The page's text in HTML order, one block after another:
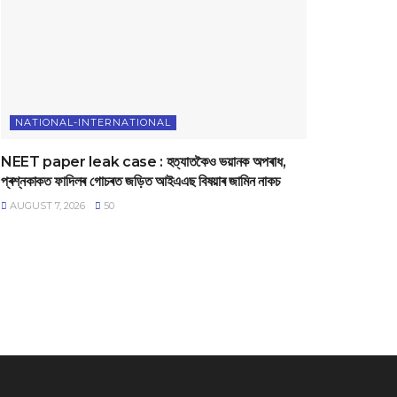
NATIONAL-INTERNATIONAL
NEET paper leak case : হত্যাতকৈও ভয়ানক অপৰাধ,
প্ৰশ্নকাকত ফাদিলৰ গোচৰত জড়িত আইএএছ বিষয়াৰ জামিন নাকচ
AUGUST 7, 2026 50